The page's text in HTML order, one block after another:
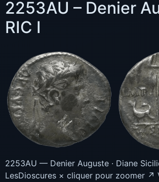
2253AU – Denier
RIC I
2253AU — Denier Auguste · Diane
LesDioscures × cliquer pour zoomer ↗